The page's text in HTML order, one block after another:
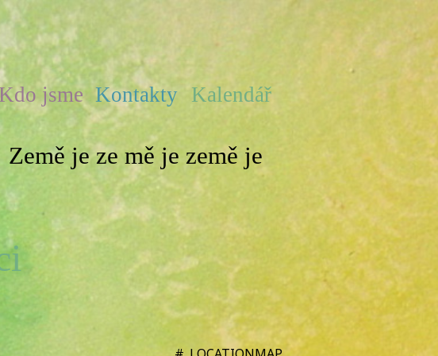
jsme Kontakty Kalendář
Země je ze mě je země je